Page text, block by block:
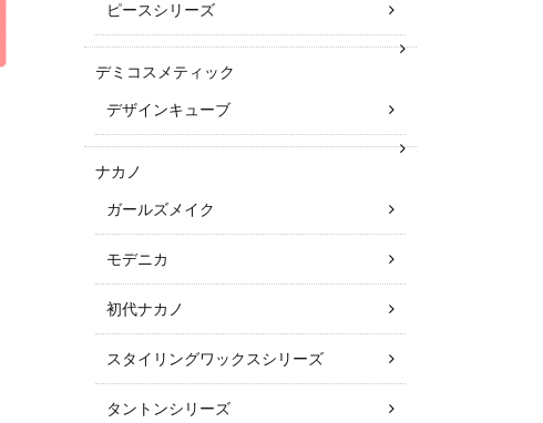
ピースシリーズ
デミコスメティック
デザインキューブ
ナカノ
ガールズメイク
モデニカ
初代ナカノ
スタイリングワックスシリーズ
タントンシリーズ